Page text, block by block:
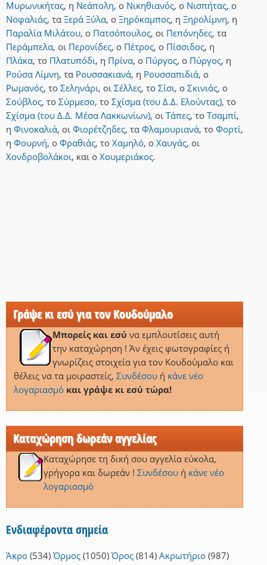
Μυρωνικήτας, η Νεάπολη, ο Νικηθιανός, ο Νισπήτας, ο
Νοφαλιάς, τα Ξερά Ξύλα, ο Ξηρόκαμπος, η Ξηρολίμνη, η
Παραλία Μιλάτου, ο Πατσόπουλος, οι Πεπόνηδες, τα
Περάμπελα, οι Περονίδες, ο Πέτρος, ο Πίσσιδος, η
Πλάκα, το Πλατυπόδι, η Πρίνα, ο Πύργος, ο Πύργος, η
Ρούσα Λίμνη, τα Ρουσσακιανά, η Ρουσσαπιδιά, ο
Ρωμανός, το Σεληνάρι, οι Σέλλες, το Σίσι, ο Σκινιάς, ο
Σούβλος, το Σύρμεσο, το Σχίσμα (του Δ.Δ. Ελούντας), το
Σχίσμα (του Δ.Δ. Μέσα Λακκωνίων), οι Τάπες, το Τσαμπί,
η Φινοκαλιά, οι Φιορέτζηδες, τα Φλαμουριανά, το Φορτί,
η Φουρνή, ο Φραθιάς, το Χαμηλό, ο Χαυγάς, οι
Χονδροβολάκοι, και ο Χουμεριάκος.
Γράψε κι εσύ για τον Κουδούμαλο
Μπορείς και εσύ να εμπλουτίσεις αυτή
την καταχώρηση ! Άν έχεις φωτογραφίες ή
γνωρίζεις στοιχεία για τον Κουδούμαλο και
θέλεις να τα μοιραστείς, Συνδέσουή κάνε νέο
λογαριασμό και γράψε κι εσύ τώρα!
Καταχώρηση δωρεάν αγγελίας
Καταχώρησε τη δική σου αγγελία εύκολα,
γρήγορα και δωρεάν ! Συνδέσουή κάνε νέο
λογαριασμό
Ενδιαφέροντα σημεία
Άκρο (534) Όρμος (1050) Όρος (814) Ακρωτήριο (987)